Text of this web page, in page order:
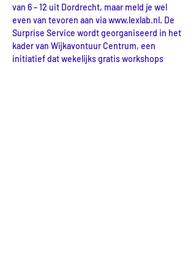
van 6 – 12 uit Dordrecht, maar meld je wel
even van tevoren aan via www.lexlab.nl. De
Surprise Service wordt georganiseerd in het
kader van Wijkavontuur Centrum, een
initiatief dat wekelijks gratis workshops